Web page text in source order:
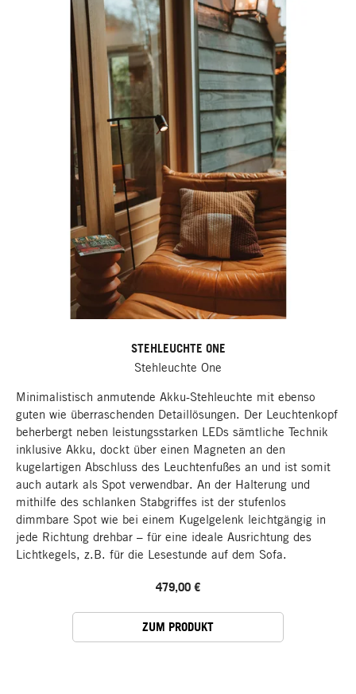
STEHLEUCHTE ONE
Stehleuchte One
Minimalistisch anmutende Akku-Stehleuchte mit ebenso
guten wie überraschenden Detaillösungen. Der Leuchtenkopf
beherbergt neben leistungsstarken LEDs sämtliche Technik
inklusive Akku, dockt über einen Magneten an den
kugelartigen Abschluss des Leuchtenfußes an und ist somit
auch autark als Spot verwendbar. An der Halterung und
mithilfe des schlanken Stabgriffes ist der stufenlos
dimmbare Spot wie bei einem Kugelgelenk leichtgängig in
jede Richtung drehbar – für eine ideale Ausrichtung des
Lichtkegels, z.B. für die Lesestunde auf dem Sofa.
479,00 €
ZUM PRODUKT